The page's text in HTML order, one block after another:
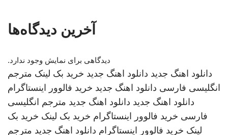
آخرین دیدگاه‌ها
دیدگاهی برای نمایش وجود ندارد.
دانلود اهنگ جدید دانلود اهنگ جدید خرید بک لینک مترجم
انگلیسی فارسی دانلود اهنگ جدید خرید فالوور اینستاگرام
دانلود اهنگ جدید دانلود اهنگ جدید مترجم انگلیسی
فارسی خرید فالوور اینستاگرام خرید بک لینک خرید بک
لینک خرید فالوور اینستاگرام دانلود اهنگ جدید مترجم